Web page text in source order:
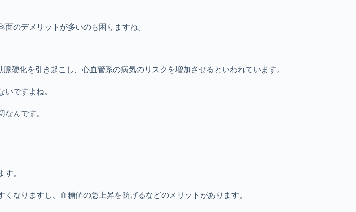
のデメリットが多いのも困りますね。
硬化を引き起こし、心血管系の病気のリスクを増加させるといわれています。
ですよね。
んです。
。
なりますし、血糖値の急上昇を防げるなどのメリットがあります。